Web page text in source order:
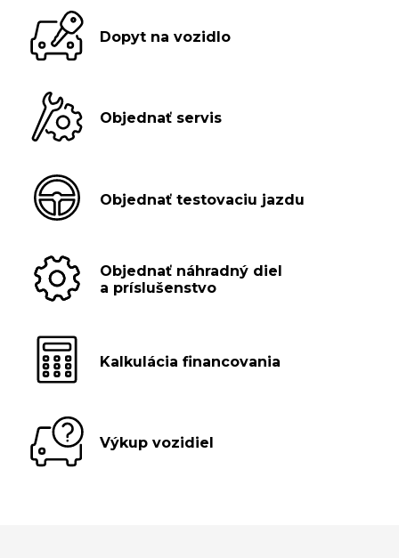
Dopyt na vozidlo
Objednať servis
Objednať testovaciu jazdu
Objednať náhradný diel
a príslušenstvo
Kalkulácia financovania
Výkup vozidiel